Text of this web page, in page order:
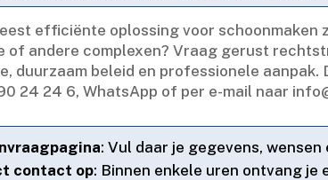
efficiënte oplossing voor
of andere complexen? Vraag gerust
duurzaam beleid en professionele aanpak.​
24 24 6, WhatsApp of per e-mail naar
: Vul daar je gegevens,
contact op: Binnen enkele uren ontvang